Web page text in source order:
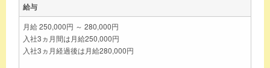
給与
月給 250,000円 ～ 280,000円
入社3ヵ月間は月給250,000円
入社3ヵ月経過後は月給280,000円